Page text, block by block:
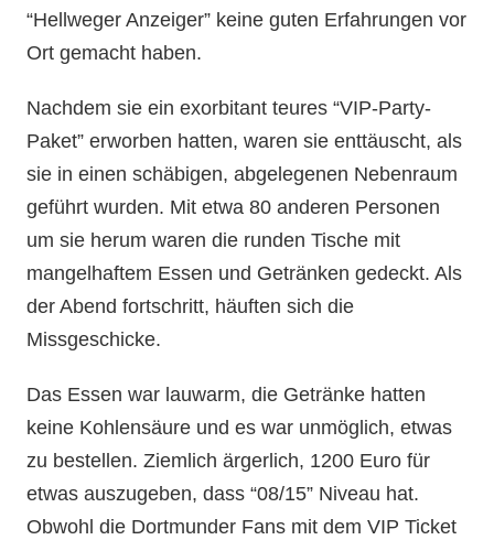
“Hellweger Anzeiger” keine guten Erfahrungen vor
Ort gemacht haben.
Nachdem sie ein exorbitant teures “VIP-Party-
Paket” erworben hatten, waren sie enttäuscht, als
sie in einen schäbigen, abgelegenen Nebenraum
geführt wurden. Mit etwa 80 anderen Personen
um sie herum waren die runden Tische mit
mangelhaftem Essen und Getränken gedeckt. Als
der Abend fortschritt, häuften sich die
Missgeschicke.
Das Essen war lauwarm, die Getränke hatten
keine Kohlensäure und es war unmöglich, etwas
zu bestellen. Ziemlich ärgerlich, 1200 Euro für
etwas auszugeben, dass “08/15” Niveau hat.
Obwohl die Dortmunder Fans mit dem VIP Ticket